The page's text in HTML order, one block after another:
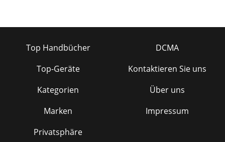
Top Handbücher
Top-Geräte
Kategorien
Marken
Privatsphäre
DCMA
Kontaktieren Sie uns
Über uns
Impressum